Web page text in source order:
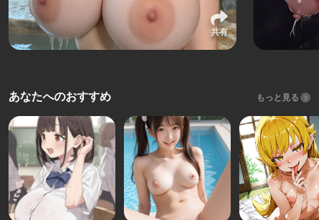
共有
あなたへのおすすめ もっと見る